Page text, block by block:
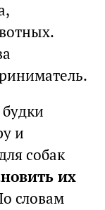
и
собак
их
словам